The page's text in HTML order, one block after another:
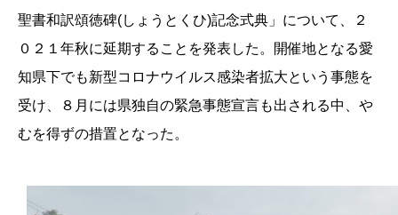
聖書和訳頌徳碑(しょうとくひ)記念式典」について、２
０２１年秋に延期することを発表した。開催地となる愛
知県下でも新型コロナウイルス感染者拡大という事態を
受け、８月には県独自の緊急事態宣言も出される中、や
むを得ずの措置となった。